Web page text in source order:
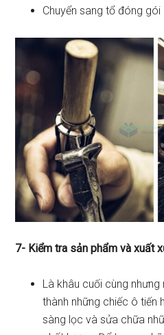
Chuyển sang tổ đóng gói
7- Kiểm tra sản phẩm và xuất
Là khâu cuối cùng
thành những chiếc ô tiến
sàng lọc và sửa chữa